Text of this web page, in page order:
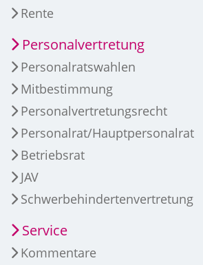
Rente
Personalvertretung
Personalratswahlen
Mitbestimmung
Personalvertretungsrecht
Personalrat/Hauptpersonalrat
Betriebsrat
JAV
Schwerbehindertenvertretung
Service
Kommentare